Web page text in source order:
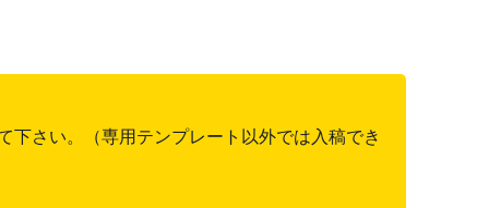
下さい。（専用テンプレート以外では入稿でき